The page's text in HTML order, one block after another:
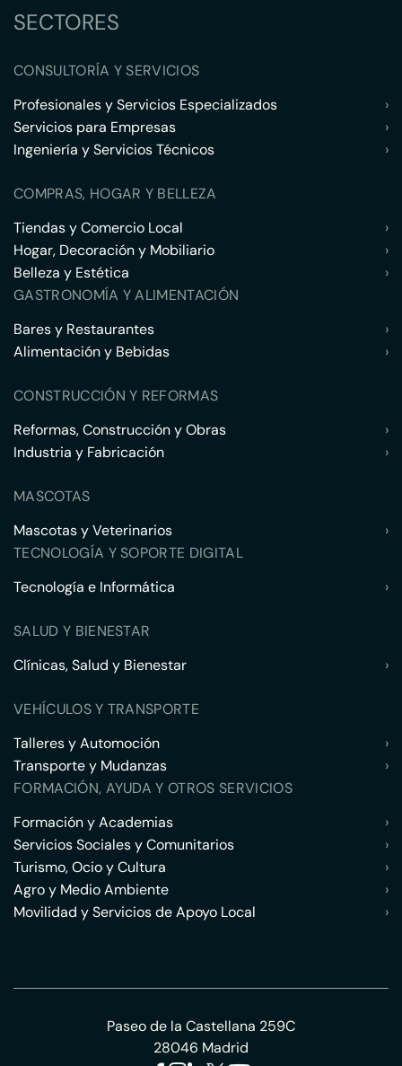
SECTORES
CONSULTORÍA Y SERVICIOS
Profesionales y Servicios Especializados
›
Servicios para Empresas
›
Ingeniería y Servicios Técnicos
›
COMPRAS, HOGAR Y BELLEZA
Tiendas y Comercio Local
›
Hogar, Decoración y Mobiliario
›
Belleza y Estética
›
GASTRONOMÍA Y ALIMENTACIÓN
Bares y Restaurantes
›
Alimentación y Bebidas
›
CONSTRUCCIÓN Y REFORMAS
Reformas, Construcción y Obras
›
Industria y Fabricación
›
MASCOTAS
Mascotas y Veterinarios
›
TECNOLOGÍA Y SOPORTE DIGITAL
Tecnología e Informática
›
SALUD Y BIENESTAR
Clínicas, Salud y Bienestar
›
VEHÍCULOS Y TRANSPORTE
Talleres y Automoción
›
Transporte y Mudanzas
›
FORMACIÓN, AYUDA Y OTROS SERVICIOS
Formación y Academias
›
Servicios Sociales y Comunitarios
›
Turismo, Ocio y Cultura
›
Agro y Medio Ambiente
›
Movilidad y Servicios de Apoyo Local
›
Paseo de la Castellana 259C
28046 Madrid